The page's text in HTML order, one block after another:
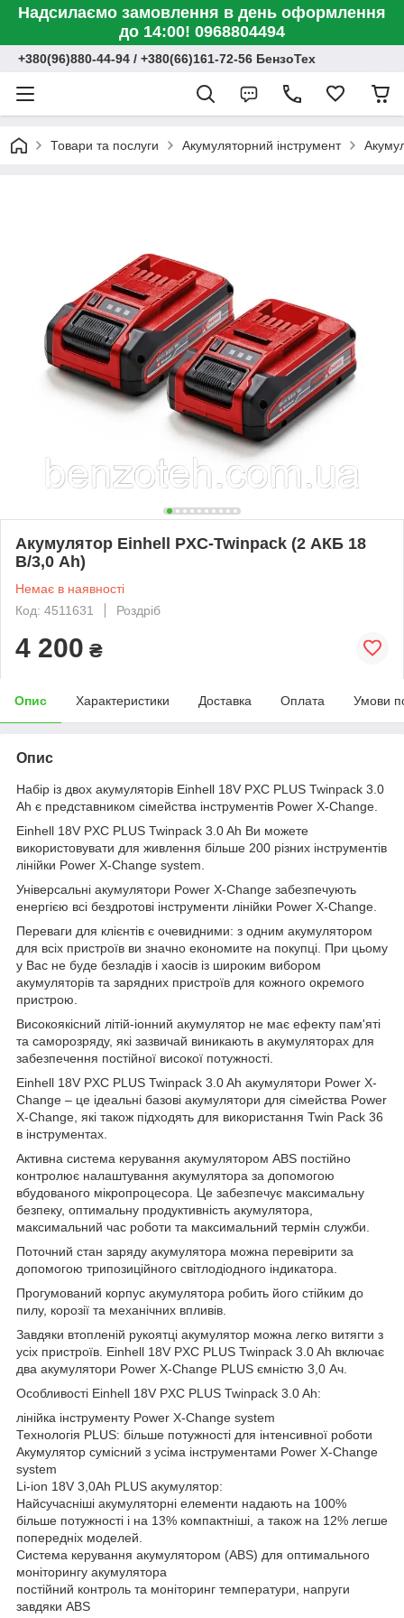
Надсилаємо замовлення в день оформлення
до 14:00! 0968804494
+380(96)880-44-94 / +380(66)161-72-56 БензоТех
Товари та послуги Акумуляторний інструмент
Акумулятор Einhell PXC-Twinpack (2 АКБ 18
В/3,0 Ah)
Немає в наявності
Код: 4511631
Роздріб
4 200 ₴
Опис Характеристики Доставка Оплата Умови
Опис
Набір із двох акумуляторів Einhell 18V PXC PLUS Twinpack 3.0
Ah є представником сімейства інструментів Power X-Change.
Einhell 18V PXC PLUS Twinpack 3.0 Ah Ви можете
використовувати для живлення більше 200 різних інструментів
лінійки Power X-Change system.
Універсальні акумулятори Power X-Change забезпечують
енергією всі бездротові інструменти лінійки Power X-Change.
Переваги для клієнтів є очевидними: з одним акумулятором
для всіх пристроїв ви значно економите на покупці. При цьому
у Вас не буде безладів і хаосів із широким вибором
акумуляторів та зарядних пристроїв для кожного окремого
пристрою.
Високоякісний літій-іонний акумулятор не має ефекту пам'яті
та саморозряду, які зазвичай виникають в акумуляторах для
забезпечення постійної високої потужності.
Einhell 18V PXC PLUS Twinpack 3.0 Ah акумулятори Power X-
Change – це ідеальні базові акумулятори для сімейства Power
X-Change, які також підходять для використання Twin Pack 36
в інструментах.
Активна система керування акумулятором ABS постійно
контролює налаштування акумулятора за допомогою
вбудованого мікропроцесора. Це забезпечує максимальну
безпеку, оптимальну продуктивність акумулятора,
максимальний час роботи та максимальний термін служби.
Поточний стан заряду акумулятора можна перевірити за
допомогою трипозиційного світлодіодного індикатора.
Прогумований корпус акумулятора робить його стійким до
пилу, корозії та механічних впливів.
Завдяки втопленій рукоятці акумулятор можна легко витягти з
усіх пристроїв. Einhell 18V PXC PLUS Twinpack 3.0 Ah включає
два акумулятори Power X-Change PLUS ємністю 3,0 Ач.
Особливості Einhell 18V PXC PLUS Twinpack 3.0 Ah:
лінійка інструменту Power X-Change system
Технологія PLUS: більше потужності для інтенсивної роботи
Акумулятор сумісний з усіма інструментами Power X-Change
system
Li-ion 18V 3,0Аh PLUS акумулятор:
Найсучасніші акумуляторні елементи надають на 100%
більше потужності і на 13% компактніші, а також на 12% легше
попередніх моделей.
Система керування акумулятором (ABS) для оптимального
моніторингу акумулятора
постійний контроль та моніторинг температури, напруги
завдяки ABS